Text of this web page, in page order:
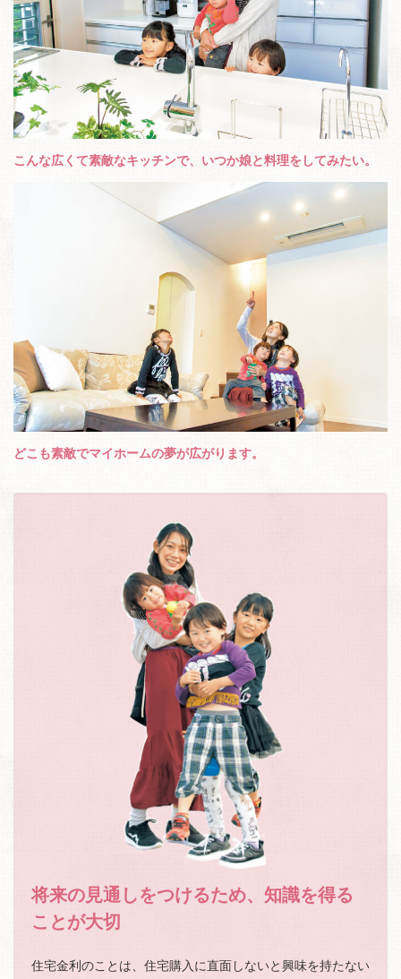
こんな広くて素敵なキッチンで、いつか娘と料理をしてみたい。
どこも素敵でマイホームの夢が広がります。
将来の見通しをつけるため、知識を得る
ことが大切
住宅金利のことは、住宅購入に直面しないと興味を持たない